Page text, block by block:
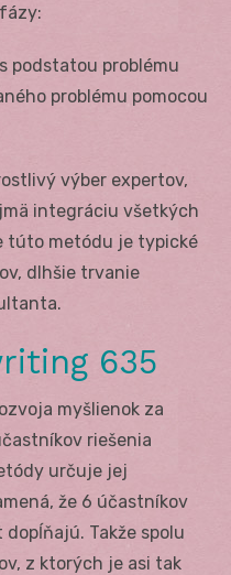
podstatou problému
problému pomocou
výber expertov,
integráciu všetkých
túto metódu je typické
dlhšie trvanie
635
myšlienok za
riešenia
určuje jej
že 6 účastníkov
Takže spolu
z ktorých je asi tak